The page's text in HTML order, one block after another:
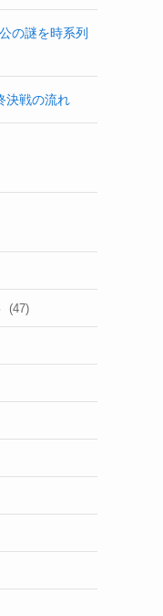
の謎を時系列
決戦の流れ
(47)